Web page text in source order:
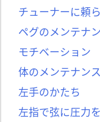
チューナーに頼
ペグのメンテナ
モチベーション
体のメンテナンス
左手のかたち
左指で弦に圧力